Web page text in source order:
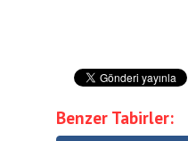
Benzer Tabirler: